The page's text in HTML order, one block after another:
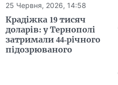
25 Червня, 2026, 14:58
Крадіжка 19 тисяч
доларів: у Тернополі
затримали 44-річного
підозрюваного